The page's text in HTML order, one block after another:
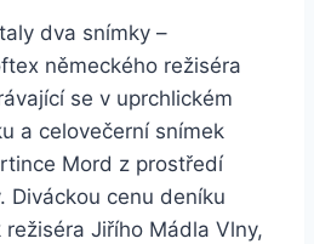
dva snímky –
německého režiséra
se v uprchlickém
a celovečerní snímek
Mord z prostředí
Diváckou cenu deníku
Jiřího Mádla Vlny,